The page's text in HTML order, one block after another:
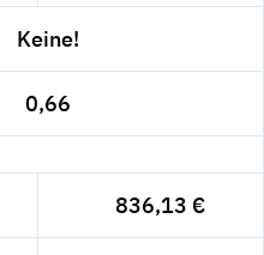
Keine!
0,66
836,13 €